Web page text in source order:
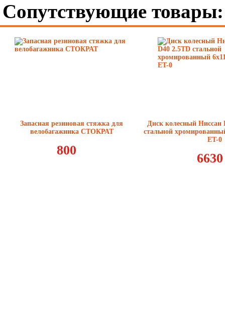
Сопутствующие товары:
Запасная резиновая стяжка для
велобагажника СТОКРАТ
800
Диск колесный Ниссан
стальной
ET-0
6630